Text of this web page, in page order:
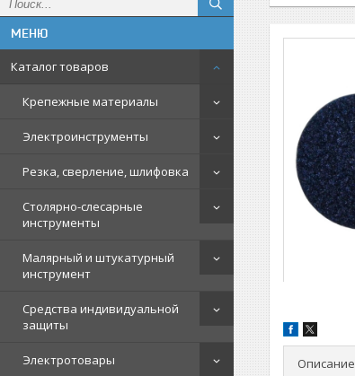
Каталог товаров
Крепежные материалы
Электроинструменты
Резка, сверление, шлифовка
Столярно-слесарные
инструменты
Малярный и штукатурный
инструмент
Средства индивидуальной
защиты
Электротовары Описание